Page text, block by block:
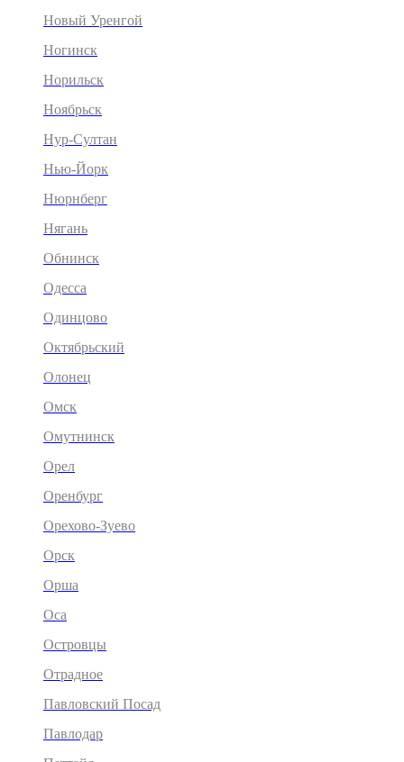
Новый Уренгой
Ногинск
Норильск
Ноябрьск
Нур-Султан
Нью-Йорк
Нюрнберг
Нягань
Обнинск
Одесса
Одинцово
Октябрьский
Олонец
Омск
Омутнинск
Орел
Оренбург
Орехово-Зуево
Орск
Орша
Оса
Островцы
Отрадное
Павловский Посад
Павлодар